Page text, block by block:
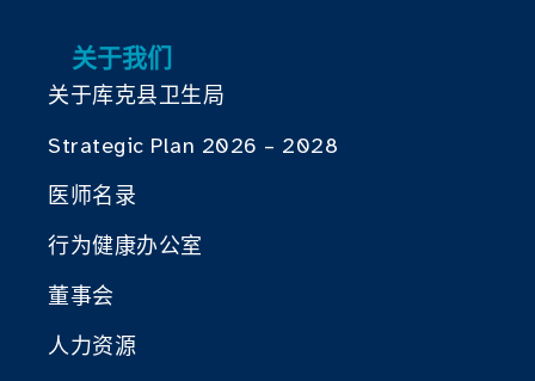
关于我们
关于库克县卫生局
Strategic Plan 2026 – 2028
医师名录
行为健康办公室
董事会
人力资源